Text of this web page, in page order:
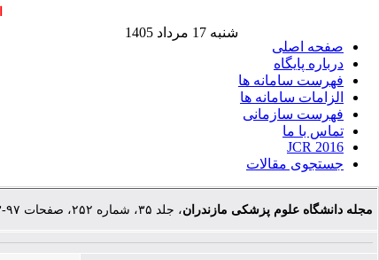
صفحه اصلی
درباره پایگاه
فهرست سامانه ها
الزامات سامانه ها
فهرست سازمانی
تماس با ما
JCR 2016
جستجوی مقالات
شنبه 17 مرداد 1405
مجله دانشگاه علوم پزشکی مازندران، جلد ۳۵، شماره ۲۵۲، صفحات ۹۷-۱۰۳